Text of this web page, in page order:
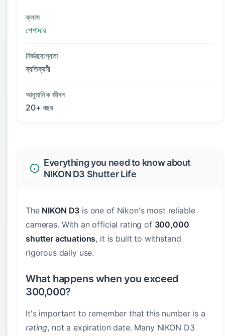
ক্লাস
পেশাদার
নির্ভরযোগ্যতা
ব্যতিক্রমী
আনুমানিক জীবন
20+ বছর
Everything you need to know about
NIKON D3 Shutter Life
The NIKON D3 is one of Nikon's most reliable
cameras. With an official rating of 300,000
shutter actuations, it is built to withstand
rigorous daily use.
What happens when you exceed
300,000?
It's important to remember that this number is a
rating, not a expiration date. Many NIKON D3